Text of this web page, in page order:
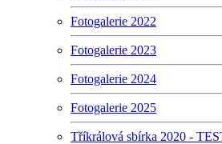
Fotogalerie 2022
Fotogalerie 2023
Fotogalerie 2024
Fotogalerie 2025
Tříkrálová sbírka 2020 -